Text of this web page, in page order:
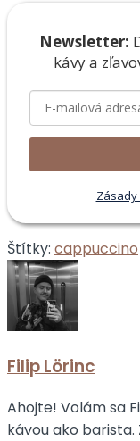
Newsletter:
kávy a
Štítky: cappuccino
Filip Lörinc
Ahojte! Volám sa
kávou ako